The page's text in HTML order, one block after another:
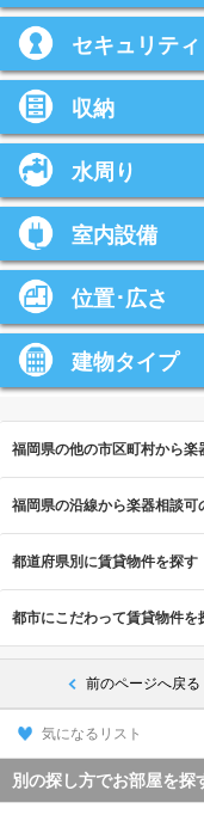
セキュリティ
収納
水周り
室内設備
位置･広さ
建物タイプ
福岡県の他の市区町村から
福岡県の沿線から楽器相談可
都道府県別に賃貸物件を探す
都市にこだわって賃貸物件を
前のページへ戻る
気になるリスト
別の探し方でお部屋を探